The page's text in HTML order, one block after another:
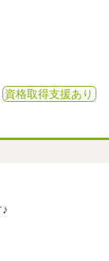
資格取得支援あり